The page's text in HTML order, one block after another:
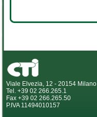
Viale Elvezia, 12 - 20154 Milano
Tel. +39 02 266.265.1
Fax +39 02 266.265.50
P.IVA 11494010157